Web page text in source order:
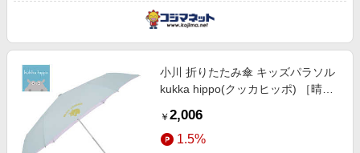
小川 折りたたみ傘 キッズパラソル
kukka hippo(クッカヒッポ) ［晴雨
リーン 24KH-KSP-5M
￥ 2,006
1.5%